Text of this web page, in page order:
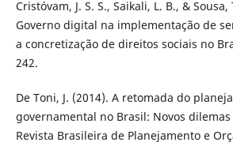
Cristóvam, J. S. S., Saikali, L. B., & Sousa,
Governo digital na implementação de
a concretização de direitos sociais no
242.
De Toni, J. (2014). A retomada do
governamental no Brasil: Novos
Revista Brasileira de Planejamento e